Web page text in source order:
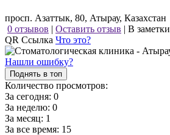
просп. Азаттык, 80, Атырау, Казахстан
0 отзывов | Оставить отзыв | В заметки
QR Ссылка Что это?
Нашли ошибку?
Поднять в топ
Количество просмотров:
За сегодня: 0
За неделю: 0
За месяц: 1
За все время: 15